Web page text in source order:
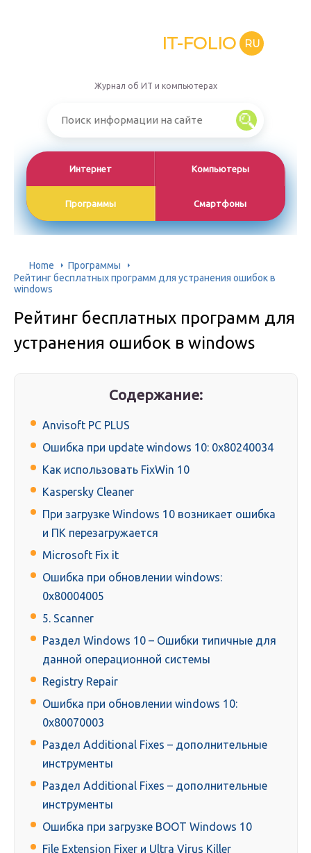
IT-FOLIO RU
Журнал об ИТ и компьютерах
Интернет Компьютеры
Программы Смартфоны
Home
Программы
Рейтинг бесплатных программ для устранения ошибок в
windows
Рейтинг бесплатных программ для
устранения ошибок в windows
Содержание:
Anvisoft PC PLUS
Ошибка при update windows 10: 0x80240034
Как использовать FixWin 10
Kaspersky Cleaner
При загрузке Windows 10 возникает ошибка
и ПК перезагружается
Microsoft Fix it
Ошибка при обновлении windows:
0x80004005
5. Scanner
Раздел Windows 10 – Ошибки типичные для
данной операционной системы
Registry Repair
Ошибка при обновлении windows 10:
0x80070003
Раздел Additional Fixes – дополнительные
инструменты
Раздел Additional Fixes – дополнительные
инструменты
Ошибка при загрузке BOOT Windows 10
File Extension Fixer и Ultra Virus Killer